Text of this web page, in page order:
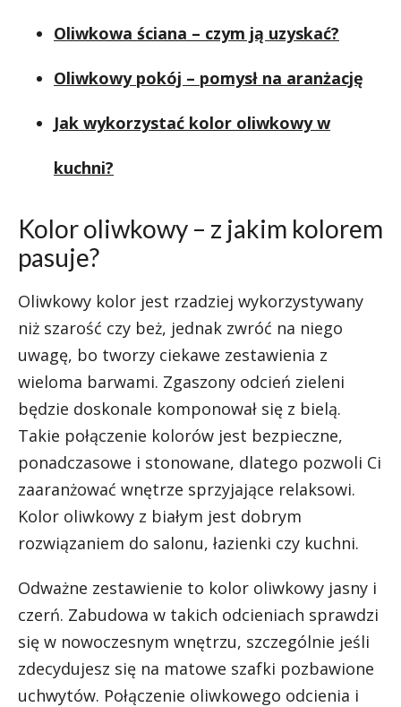
Oliwkowa ściana – czym ją uzyskać?
Oliwkowy pokój – pomysł na aranżację
Jak wykorzystać kolor oliwkowy w
kuchni?
Kolor oliwkowy – z jakim kolorem
pasuje?
Oliwkowy kolor jest rzadziej wykorzystywany
niż szarość czy beż, jednak zwróć na niego
uwagę, bo tworzy ciekawe zestawienia z
wieloma barwami. Zgaszony odcień zieleni
będzie doskonale komponował się z bielą.
Takie połączenie kolorów jest bezpieczne,
ponadczasowe i stonowane, dlatego pozwoli Ci
zaaranżować wnętrze sprzyjające relaksowi.
Kolor oliwkowy z białym jest dobrym
rozwiązaniem do salonu, łazienki czy kuchni.
Odważne zestawienie to kolor oliwkowy jasny i
czerń. Zabudowa w takich odcieniach sprawdzi
się w nowoczesnym wnętrzu, szczególnie jeśli
zdecydujesz się na matowe szafki pozbawione
uchwytów. Połączenie oliwkowego odcienia i